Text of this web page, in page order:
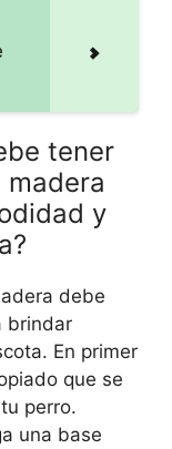
tener
y
debe
brindar
En primer
que se
perro.
una base